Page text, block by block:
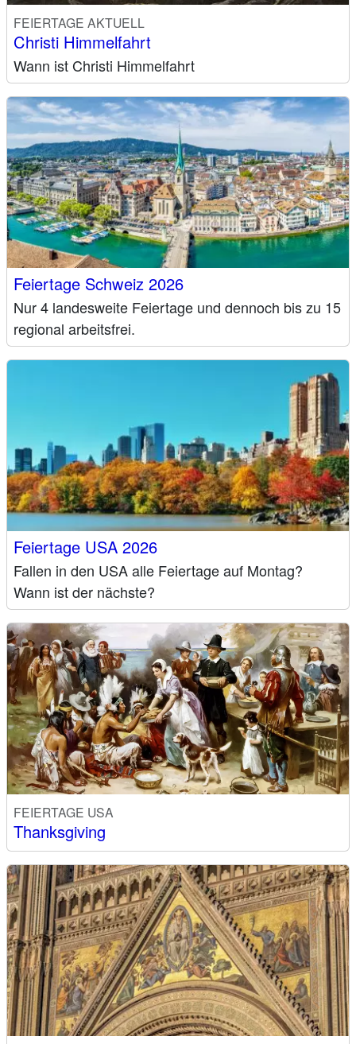
FEIERTAGE AKTUELL
Christi Himmelfahrt
Wann ist Christi Himmelfahrt
Feiertage Schweiz 2026
Nur 4 landesweite Feiertage und dennoch bis zu 15
regional arbeitsfrei.
Feiertage USA 2026
Fallen in den USA alle Feiertage auf Montag?
Wann ist der nächste?
FEIERTAGE USA
Thanksgiving